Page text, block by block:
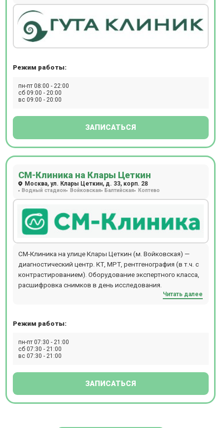
Режим работы:
пн-пт 08:00 - 22:00
сб 09:00 - 20:00
вс 09:00 - 20:00
ЗАПИСАТЬСЯ
СМ-Клиника на Клары Цеткин
Москва, ул. Клары Цеткин, д. 33, корп. 28
Водный стадион Войковская Балтийская Коптево
СМ-Клиника на улице Клары Цеткин (м. Войковская) —
диагностический центр. КТ, МРТ, рентгенография (в т.ч. с
контрастированием). Оборудование экспертного класса,
расшифровка снимков в день исследования.
Читать далее
Режим работы:
пн-пт 07:30 - 21:00
сб 07:30 - 21:00
вс 07:30 - 21:00
ЗАПИСАТЬСЯ